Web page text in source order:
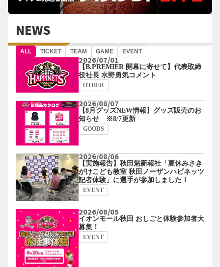
NEWS
ALL TICKET TEAM GAME EVENT
2026/07/01
【B.PREMIER 開幕に寄せて】代表取締
役社長 水野勇気コメント
OTHER
2026/08/07
【8月グッズNEW情報】グッズ販売のお
知らせ ※8/7更新
GOODS
2026/08/06
【実施報告】秋田魁新報社「夏休みさき
がけこども教室 秋田ノーザンハピネッツ
記者体験」に選手が参加しました！
EVENT
2026/08/05
イオンモール秋田 おしごと体験参加者大
募集！
EVENT